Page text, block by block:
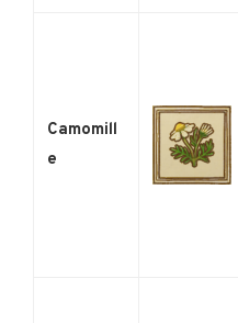
Camomill
e